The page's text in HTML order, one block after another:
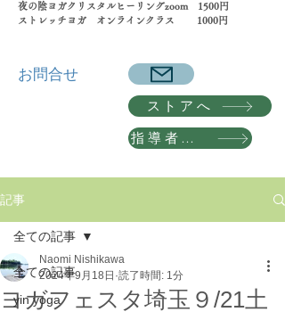
夜の陰ヨガクリスタルヒーリングzoom 1500円
​ストレッチヨガ オンラインクラス 1000円
​お問合せ
ストアへ
指導者養成講座 詳細へ
記事
全ての記事
yin yoga
全ての記事
ヨガフェスタ埼玉９/21土
Naomi Nishikawa
2024年9月18日 読了時間: 1分